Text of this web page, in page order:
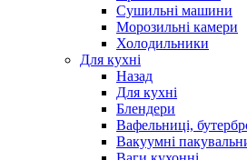
Сушильні машини
Морозильні камери
Холодильники
Для кухні
Назад
Для кухні
Блендери
Вафельниці,
Вакуумні